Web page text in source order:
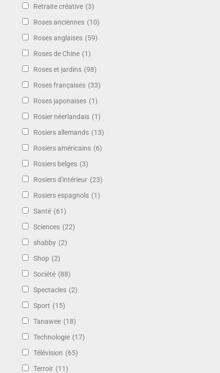
Retraite créative (3)
Roses anciennes (10)
Roses anglaises (59)
Roses de Chine (1)
Roses et jardins (98)
Roses françaises (33)
Roses japonaises (1)
Rosier néerlandais (1)
Rosiers allemands (13)
Rosiers américains (6)
Rosiers belges (3)
Rosiers d'intérieur (23)
Rosiers espagnols (1)
Santé (61)
Sciences (22)
shabby (2)
Shop (2)
Société (88)
Spectacles (2)
Sport (15)
Tanawee (18)
Technologie (17)
Télévision (65)
Terroir (11)